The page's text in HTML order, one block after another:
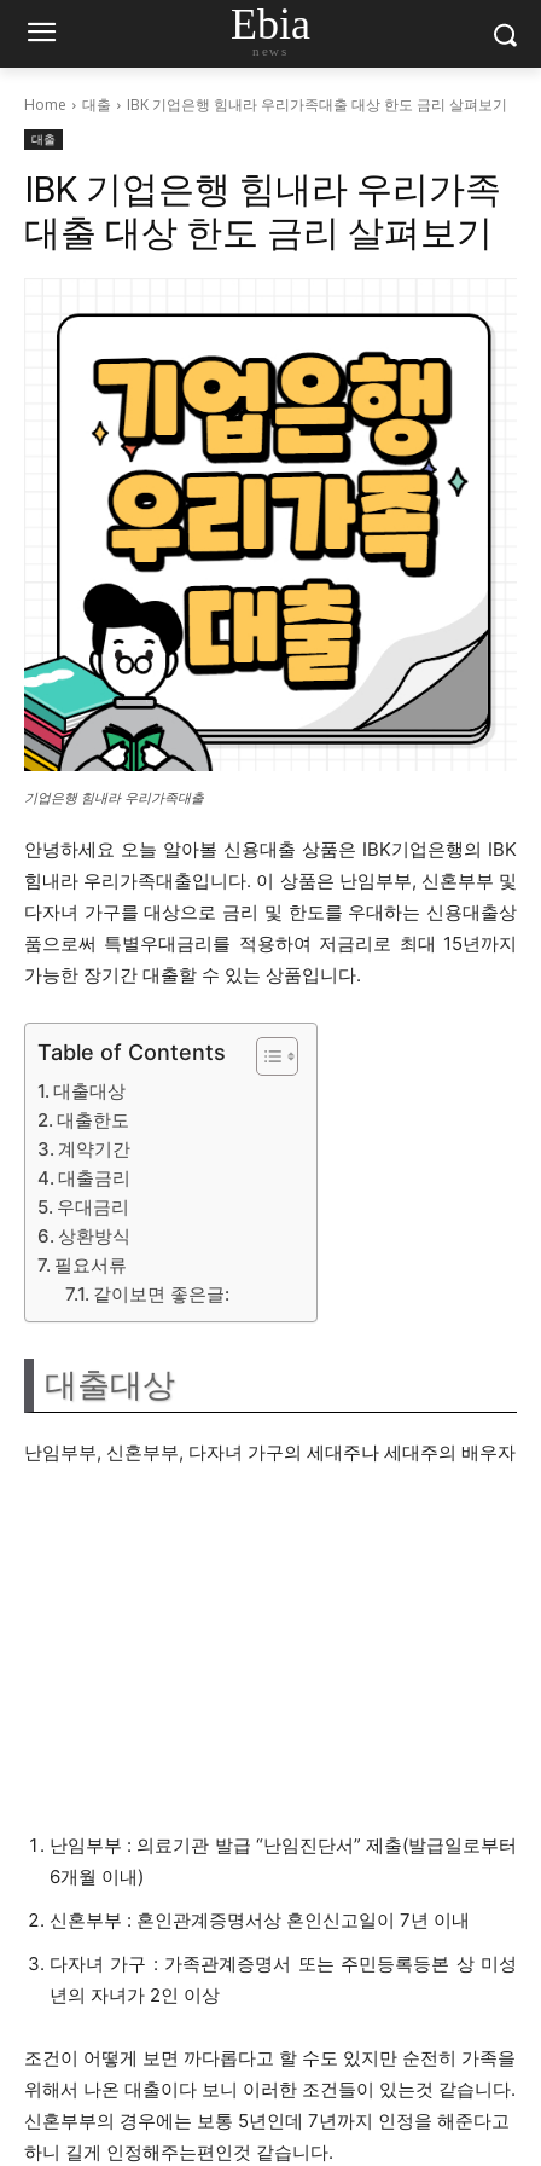
Ebia
news
Home 대출 IBK 기업은행 힘내라 우리가족대출 대상 한도 금리 살펴보기
대출
IBK 기업은행 힘내라 우리가족
대출 대상 한도 금리 살펴보기
기업은행 힘내라 우리가족대출
안녕하세요 오늘 알아볼 신용대출 상품은 IBK기업은행의 IBK
힘내라 우리가족대출입니다. 이 상품은 난임부부, 신혼부부 및
다자녀 가구를 대상으로 금리 및 한도를 우대하는 신용대출상
품으로써 특별우대금리를 적용하여 저금리로 최대 15년까지
가능한 장기간 대출할 수 있는 상품입니다.
Table of Contents
대출대상
대출한도
계약기간
대출금리
우대금리
상환방식
필요서류
같이보면 좋은글:
대출대상
난임부부, 신혼부부, 다자녀 가구의 세대주나 세대주의 배우자
난임부부 : 의료기관 발급 “난임진단서” 제출(발급일로부터
6개월 이내)
신혼부부 : 혼인관계증명서상 혼인신고일이 7년 이내
다자녀 가구 : 가족관계증명서 또는 주민등록등본 상 미성
년의 자녀가 2인 이상
조건이 어떻게 보면 까다롭다고 할 수도 있지만 순전히 가족을
위해서 나온 대출이다 보니 이러한 조건들이 있는것 같습니다.
신혼부부의 경우에는 보통 5년인데 7년까지 인정을 해준다고
하니 길게 인정해주는편인것 같습니다.